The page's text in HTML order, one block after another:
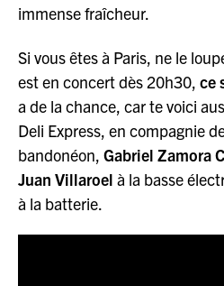
immense fraîcheur.
Si vous êtes à Paris, ne le
est en concert dès 20h30, ce
a de la chance, car te voici
Deli Express, en compagnie
bandonéon, Gabriel Zamora
Juan Villaroel à la basse
à la batterie.